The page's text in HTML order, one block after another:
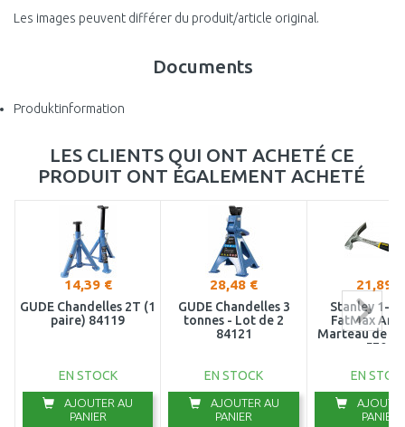
Les images peuvent différer du produit/article original.
Documents
Produktinformation
LES CLIENTS QUI ONT ACHETÉ CE
PRODUIT ONT ÉGALEMENT ACHETÉ
14,39 €
GÜDE Chandelles 2T (1
paire) 84119
EN STOCK
AJOUTER AU
PANIER
28,48 €
GÜDE Chandelles 3
tonnes - Lot de 2
84121
EN STOCK
AJOUTER AU
PANIER
21,89 €
Stanley 1-
FatMax
Marteau de
570g
EN
PANIER